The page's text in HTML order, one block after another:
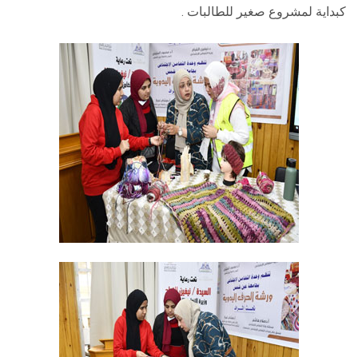
كبداية لمشروع صغير للطالبات .